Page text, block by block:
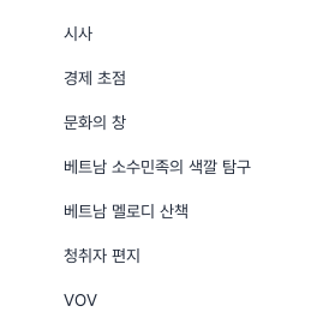
시사
경제 초점
문화의 창
베트남 소수민족의 색깔 탐구
베트남 멜로디 산책
청취자 편지
VOV